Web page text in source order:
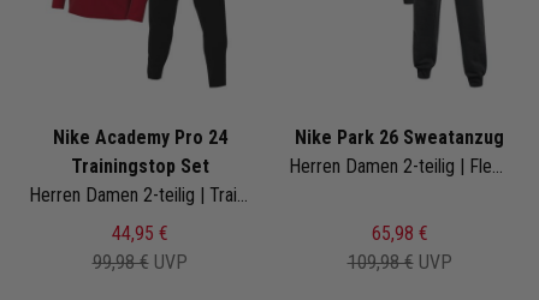
Nike Academy Pro 24
Trainingstop Set
Herren Damen 2-teilig | Trainingstop Trainingshose
44,95 €
99,98 € UVP
Nike Park 26 Sweatanzug
Herren Damen 2-teilig | Fleece Hoodie Fleece Sweathose | Jogginganzug
65,98 €
109,98 € UVP